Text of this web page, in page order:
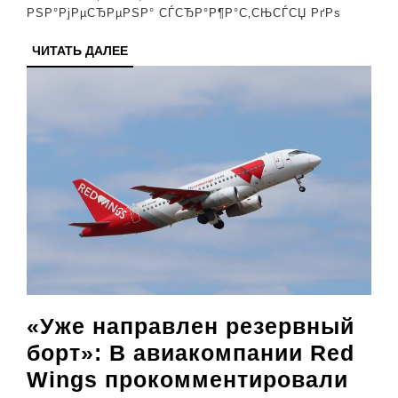
РЅР°РјРµСЂРµРЅР° СЃСЂР°Р¶Р°С‚СЊСЃСЏ РґРѕ
ЧИТАТЬ ДАЛЕЕЧИТАТЬ
ДАЛЕЕ
«Уже направлен резервный
борт»: В авиакомпании Red
Wings прокомментировали